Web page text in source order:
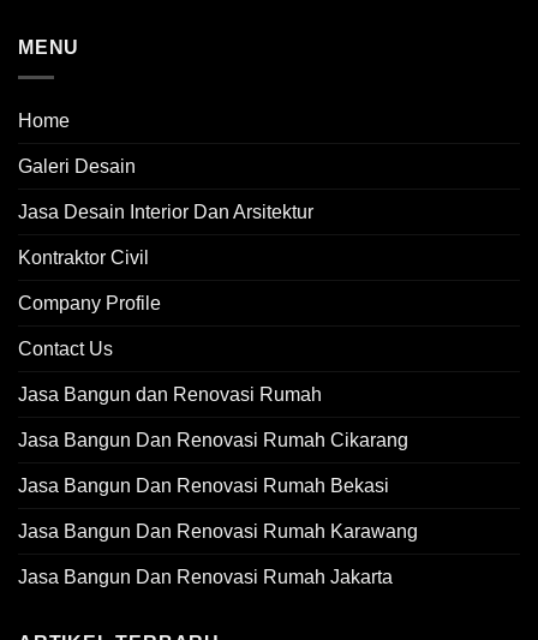
MENU
Home
Galeri Desain
Jasa Desain Interior Dan Arsitektur
Kontraktor Civil
Company Profile
Contact Us
Jasa Bangun dan Renovasi Rumah
Jasa Bangun Dan Renovasi Rumah Cikarang
Jasa Bangun Dan Renovasi Rumah Bekasi
Jasa Bangun Dan Renovasi Rumah Karawang
Jasa Bangun Dan Renovasi Rumah Jakarta